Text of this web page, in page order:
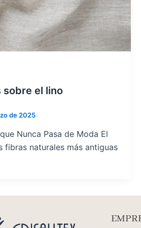
sobre el lino
de 2025
Nunca Pasa de Moda El
fibras naturales más antiguas